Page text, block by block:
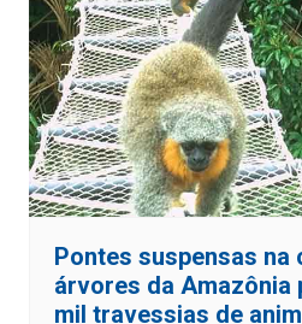
Pontes suspensas na
árvores da Amazônia
mil travessias de